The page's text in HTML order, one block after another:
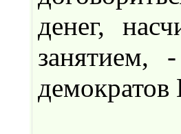
денег,
занятием,
демократов